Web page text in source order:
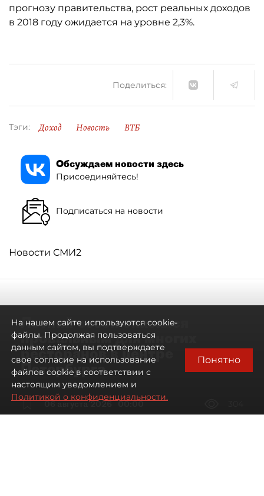
прогнозу правительства, рост реальных доходов
в 2018 году ожидается на уровне 2,3%.
Поделиться:
Тэги: Доход Новость ВТБ
Обсуждаем новости здесь
Присоединяйтесь!
Подписаться на новости
Новости СМИ2
Летний сезон оказался
провальным для многих
ресторанов в центре
Петербурга
06 августа 2026 00:00
На нашем сайте используются cookie-
файлы. Продолжая пользоваться
данным сайтом, вы подтверждаете
свое согласие на использование
файлов cookie в соответствии с
настоящим уведомлением и
Политикой о конфиденциальности.
Понятно